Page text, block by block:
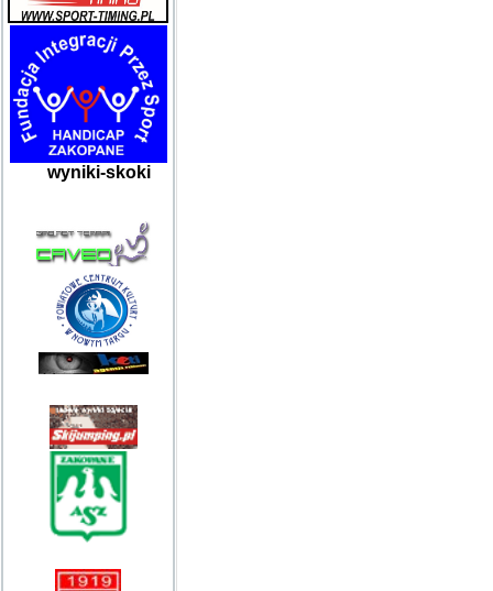
wyniki-skoki